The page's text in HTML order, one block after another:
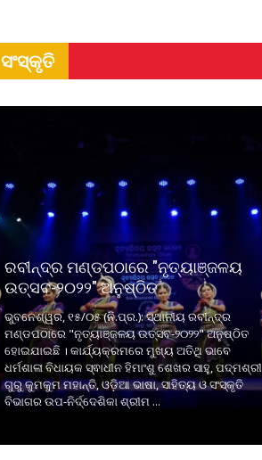
ସଂସ୍କୃତି
ରବୀନ୍ଦ୍ର ମଣ୍ଡପଠାରେ "ନୃତ୍ୟାଞ୍ଜଳୟ
ଉତ୍ସବ-୨୦୨୨" ଅନୁଷ୍ଠିତ
ଭୁବନେଶ୍ୱର, ୧୫/୦୫ (ନି.ପ୍ର.): ସ୍ଥାନୀୟ ରବୀନ୍ଦ୍ର
ମଣ୍ଡପଠାରେ "ନୃତ୍ୟାଞ୍ଜଳୟ ଉତ୍ସବ-୨୦୨୨" ଅନୁଷ୍ଠିତ
ହୋଇଯାଇଛି । କାର୍ଯ୍ୟକ୍ରମରେ ମୁଖ୍ୟ ଅତିଥି ଭାବେ
ଧର୍ମଶାଳା ବିଧାୟକ ସ୍ଵାଧୀନ ହିମାଂଶୁ ଶେଖର ସାହୁ, ପଦ୍ମଶ୍ରୀ
ଗୁରୁ କୁମକୁମ ମହାନ୍ତି, ଓଡ଼ିଆ ଭାଷା, ସାହିତ୍ୟ ଓ ସଂସ୍କୃତି
ବିଭାଗର ଉପ-ନିର୍ଦ୍ଦେଶିକା ଶ୍ରୀମ ...